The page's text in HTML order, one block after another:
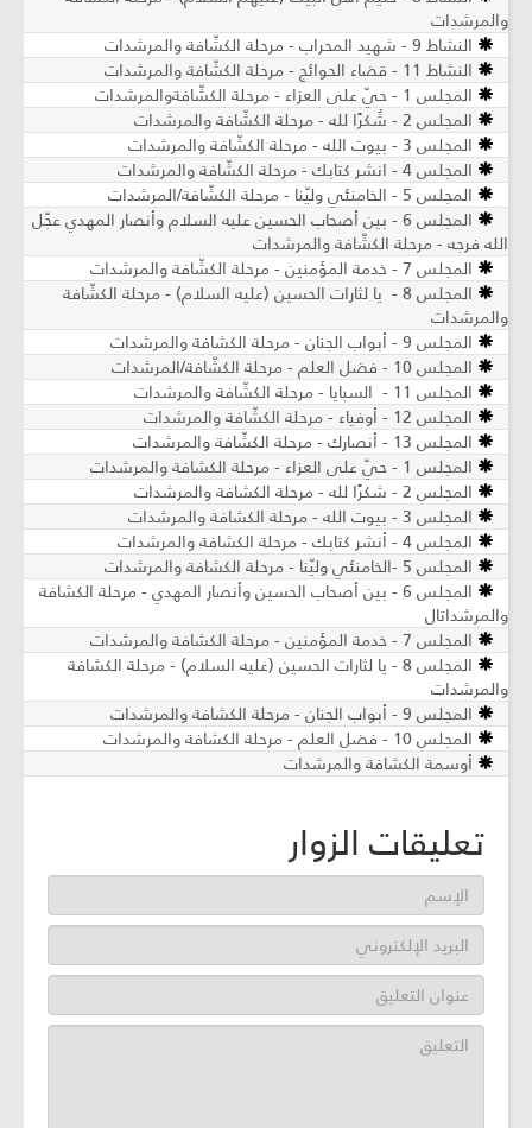
والمرشدات
النشاط 9 - شهيد المحراب - مرحلة الكشّافة والمرشدات
النشاط 11 - قضاء الحوائج - مرحلة الكشّافة والمرشدات
المجلس 1 - حيّ على العزاء - مرحلة الكشّافةوالمرشدات
المجلس 2 - شُكرًا لله - مرحلة الكشّافة والمرشدات
المجلس 3 - بيوت الله - مرحلة الكشّافة والمرشدات
المجلس 4 - انشر كتابك - مرحلة الكشّافة والمرشدات
المجلس 5 - الخامنئي وليّنا - مرحلة الكشّافة/المرشدات
المجلس 6 - بين أصحاب الحسين عليه السلام وأنصار المهدي عجّل
الله فرجه - مرحلة الكشّافة والمرشدات
المجلس 7 - خدمة المؤمنين - مرحلة الكشّافة والمرشدات
المجلس 8 - يا لثارات الحسين (عليه السلام) - مرحلة الكشّافة
والمرشدات
المجلس 9 - أبواب الجنان - مرحلة الكشافة والمرشدات
المجلس 10 - فضل العلم - مرحلة الكشّافة/المرشدات
المجلس 11 - السبايا - مرحلة الكشّافة والمرشدات
المجلس 12 - أوفياء - مرحلة الكشّافة والمرشدات
المجلس 13 - أنصارك - مرحلة الكشّافة والمرشدات
المجلس 1 - حيّ على العزاء - مرحلة الكشافة والمرشدات
المجلس 2 - شكرًا لله - مرحلة الكشافة والمرشدات
المجلس 3 - بيوت الله - مرحلة الكشافة والمرشدات
المجلس 4 - أنشر كتابك - مرحلة الكشافة والمرشدات
المجلس 5 -الخامنئي وليّنا - مرحلة الكشافة والمرشدات
المجلس 6 - بين أصحاب الحسين وأنصار المهدي - مرحلة الكشافة
والمرشداتال
المجلس 7 - خدمة المؤمنين - مرحلة الكشافة والمرشدات
المجلس 8 - يا لثارات الحسين (عليه السلام) - مرحلة الكشافة
والمرشدات
المجلس 9 - أبواب الجنان - مرحلة الكشافة والمرشدات
المجلس 10 - فضل العلم - مرحلة الكشافة والمرشدات
أوسمة الكشافة والمرشدات
تعليقات الزوار